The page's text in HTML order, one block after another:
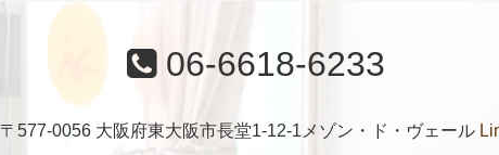
06-6618-6233
〒577-0056 大阪府東大阪市長堂1-12-1メゾン・ド・ヴェール